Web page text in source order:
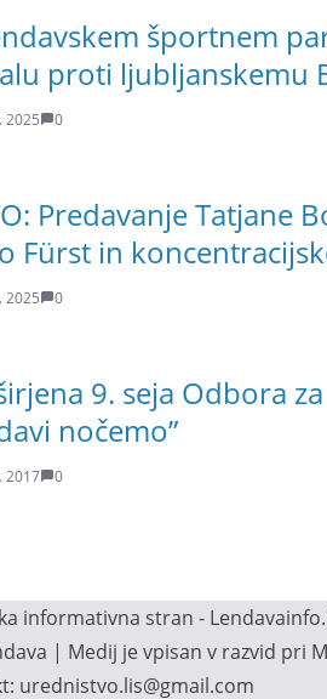
športnem
proti ljubljanskemu
2025 0
Predavanje Tatjane
Fürst in
2025 0
9. seja Odbora
nočemo”
2017 0
informativna stran -
| Medij je vpisan v razvid pri
urednistvo.lis@gmail.com